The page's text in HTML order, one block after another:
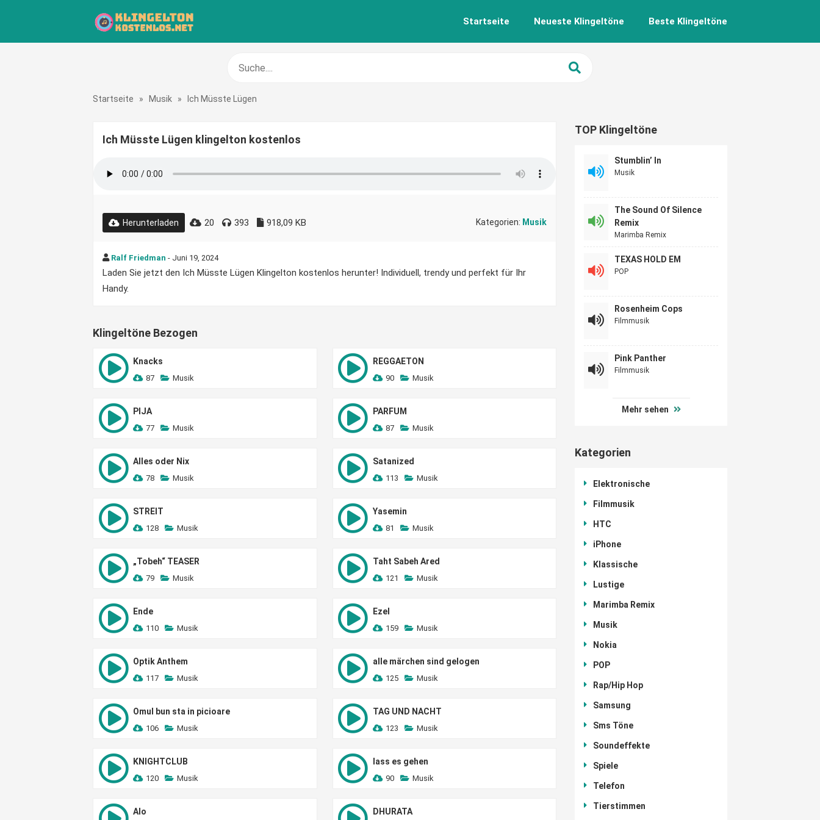
Startseite Neueste Klingeltöne Beste Klingeltöne
Startseite » Musik » Ich Müsste Lügen
Ich Müsste Lügen klingelton kostenlos
Herunterladen 20 393 918,09 KB Kategorien: Musik
Ralf Friedman - Juni 19, 2024
Laden Sie jetzt den Ich Müsste Lügen Klingelton kostenlos herunter! Individuell, trendy und perfekt für Ihr
Handy.
Klingeltöne Bezogen
Knacks
87 Musik
REGGAETON
90 Musik
PIJA
77 Musik
PARFUM
87 Musik
Alles oder Nix
78 Musik
Satanized
113 Musik
STREIT
128 Musik
Yasemin
81 Musik
„Tobeh“ TEASER
79 Musik
Taht Sabeh Ared
121 Musik
Ende
110 Musik
Ezel
159 Musik
Optik Anthem
117 Musik
alle märchen sind gelogen
125 Musik
Omul bun sta in picioare
106 Musik
TAG UND NACHT
123 Musik
KNIGHTCLUB
120 Musik
lass es gehen
90 Musik
Alo DHURATA
TOP Klingeltöne
Stumblin’ In
Musik
The Sound Of Silence
Remix
Marimba Remix
TEXAS HOLD EM
POP
Rosenheim Cops
Filmmusik
Pink Panther
Filmmusik
Mehr sehen
Kategorien
Elektronische
Filmmusik
HTC
iPhone
Klassische
Lustige
Marimba Remix
Musik
Nokia
POP
Rap/Hip Hop
Samsung
Sms Töne
Soundeffekte
Spiele
Telefon
Tierstimmen